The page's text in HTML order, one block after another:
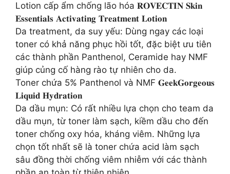
Lotion cấp ẩm chống lão hóa 𝐑𝐎𝐕𝐄𝐂𝐓𝐈𝐍 𝐒𝐤𝐢𝐧
𝐄𝐬𝐬𝐞𝐧𝐭𝐢𝐚𝐥𝐬 𝐀𝐜𝐭𝐢𝐯𝐚𝐭𝐢𝐧𝐠 𝐓𝐫𝐞𝐚𝐭𝐦𝐞𝐧𝐭 𝐋𝐨𝐭𝐢𝐨𝐧
Da treatment, da suy yếu: Dùng ngay các loại
toner có khả năng phục hồi tốt, đặc biệt ưu tiên
các thành phần Panthenol, Ceramide hay NMF
giúp củng cố hàng rào tự nhiên cho da.
Toner chứa 5% Panthenol và NMF 𝐆𝐞𝐞𝐤𝐆𝐨𝐫𝐠𝐞𝐨𝐮𝐬
𝐋𝐢𝐪𝐮𝐢𝐝 𝐇𝐲𝐝𝐫𝐚𝐭𝐢𝐨𝐧
Da dầu mụn: Có rất nhiều lựa chọn cho team da
dầu mụn, từ toner làm sạch, kiềm dầu cho đến
toner chống oxy hóa, kháng viêm. Những lựa
chọn tốt nhất sẽ là toner chứa acid làm sạch
sâu đồng thời chống viêm nhiễm với các thành